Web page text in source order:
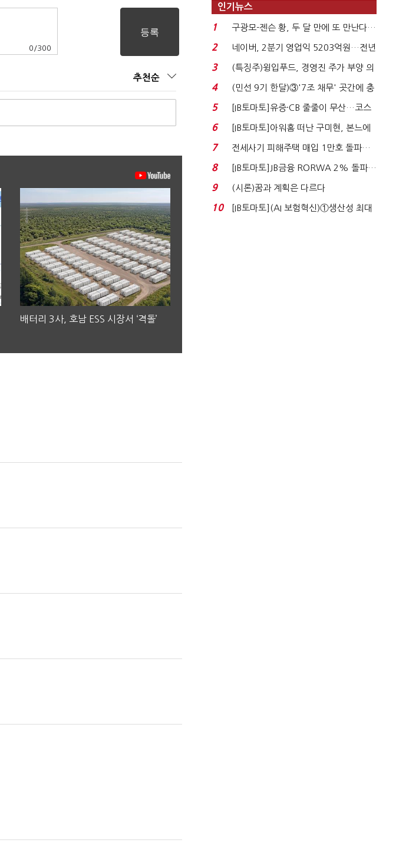
0 /300
추천순
배터리 3사, 호남 ESS 시장서 ‘격돌’
인기뉴스
1
구광모-젠슨 황, 두 달 만에 또 만난다…
로봇·AI 등 논...
2
네이버, 2분기 영업익 5203억원…전년
비 0.2% 감소...
3
(특징주)윙입푸드, 경영진 주가 부양 의
지에 상한가...
4
(민선 9기 한달)③'7조 채무' 곳간에 충
격…추미애, 20년...
5
[IB토마토]유증·CB 줄줄이 무산…코스
닥 벌점 급증에 ...
6
[IB토마토]아워홈 떠난 구미현, 본느에
340억 베팅…가...
7
전세사기 피해주택 매입 1만호 돌파…
누적 피해자 4만2...
8
[IB토마토]JB금융 RORWA 2% 돌파…
실적 견인은 은행 ...
9 (시론)꿈과 계획은 다르다
10
[IB토마토](AI 보험혁신)①생산성 최대